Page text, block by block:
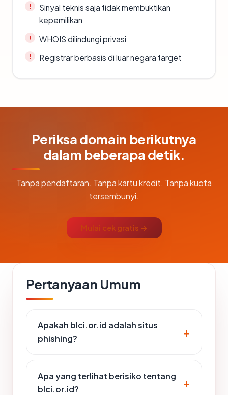
Sinyal teknis saja tidak membuktikan
kepemilikan
WHOIS dilindungi privasi
Registrar berbasis di luar negara target
Periksa domain berikutnya
dalam beberapa detik.
Tanpa pendaftaran. Tanpa kartu kredit. Tanpa kuota
tersembunyi.
Mulai cek gratis →
Pertanyaan Umum
Apakah blci.or.id adalah situs
phishing?
Apa yang terlihat berisiko tentang
blci.or.id?